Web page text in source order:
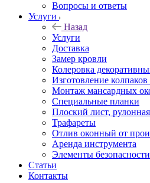
Вопросы и ответы
Услуги
Назад
Услуги
Доставка
Замер кровли
Колеровка
Изготовление
Монтаж мансардных
Специальные планки
Плоский лист,
Трафареты
Отлив оконный от
Аренда инструмента
Элементы
Статьи
Контакты